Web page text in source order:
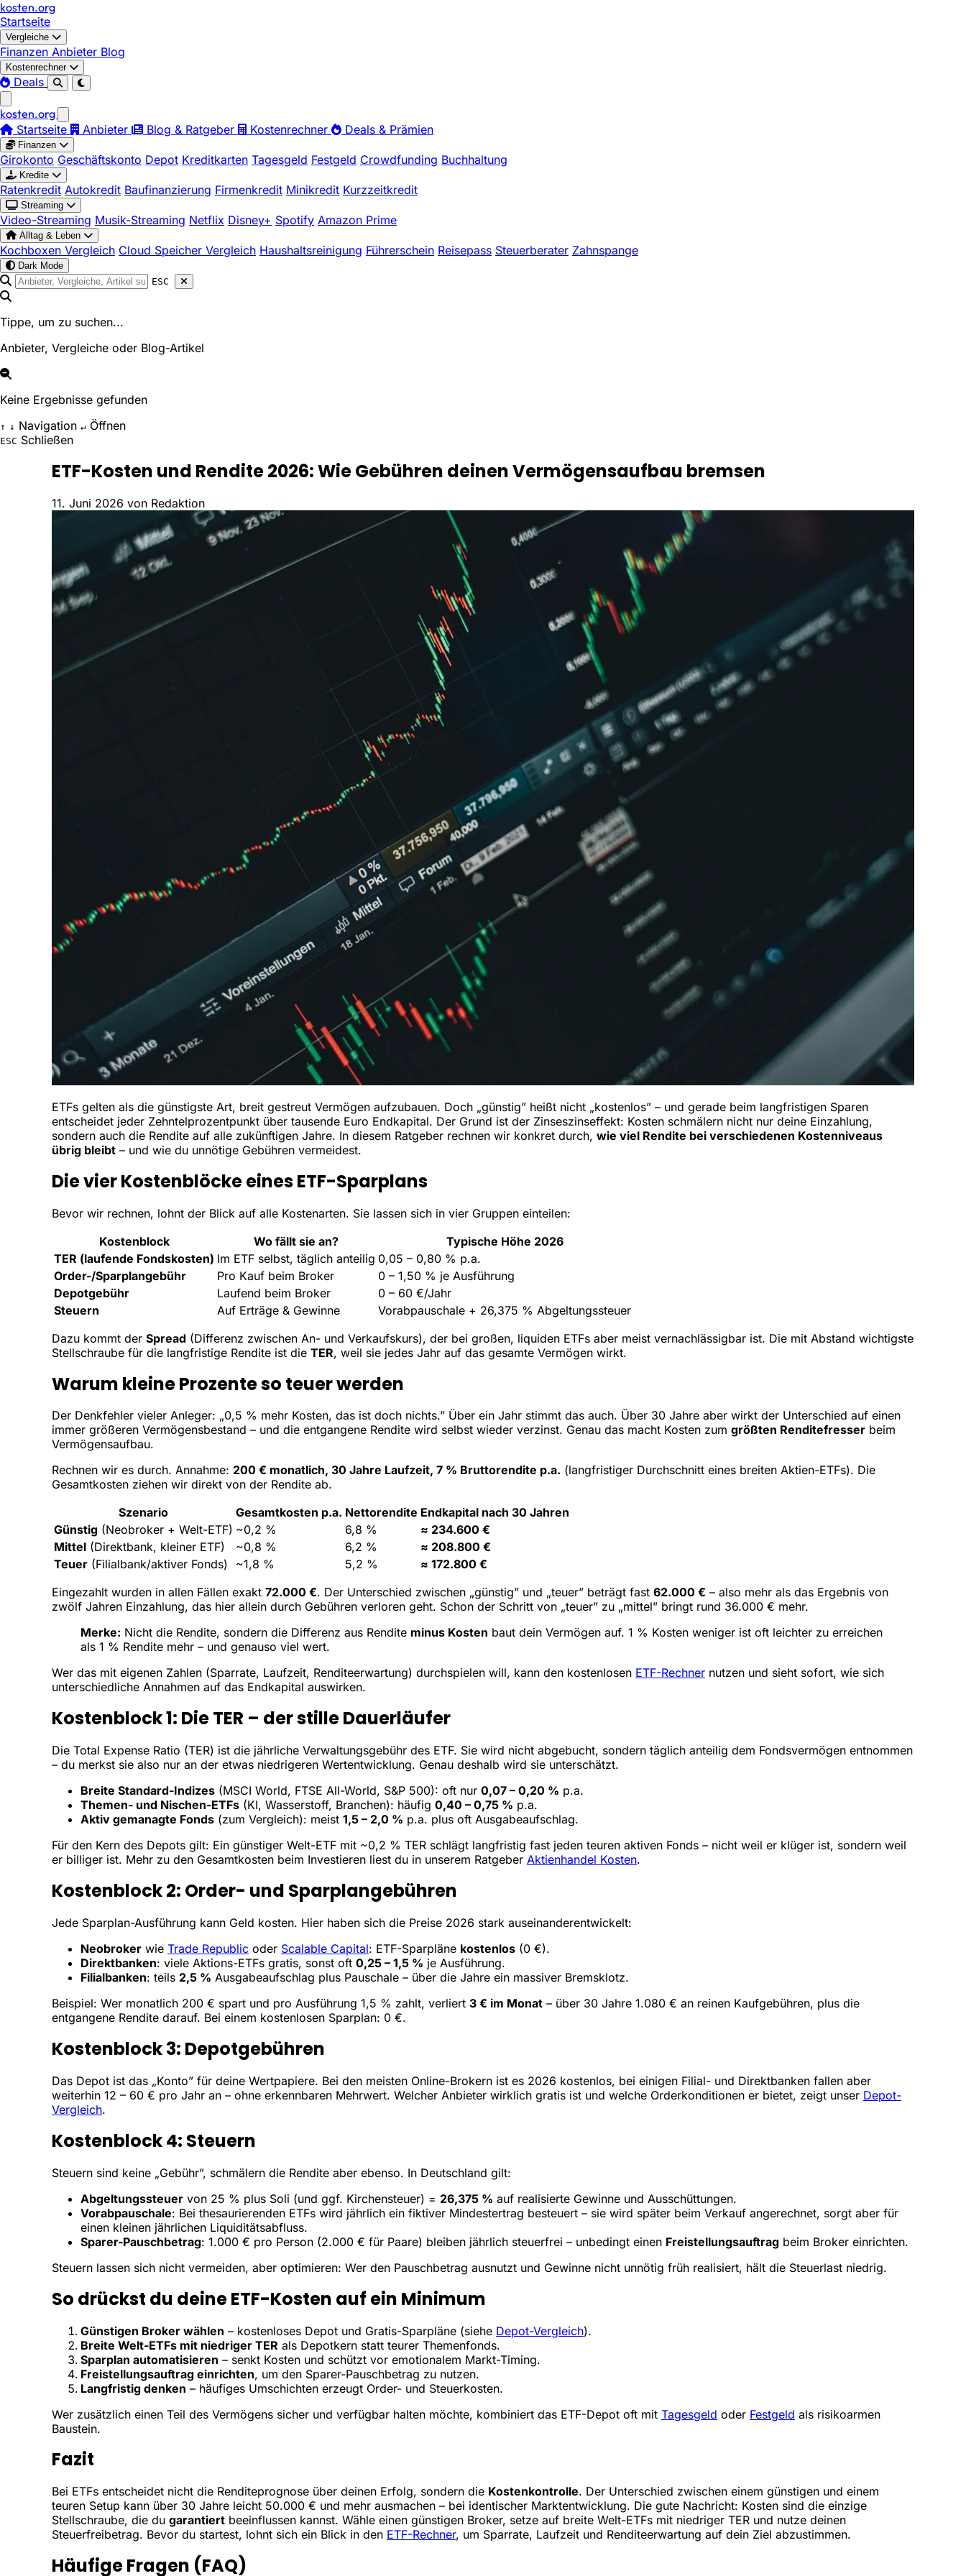
kosten.org
Startseite
Vergleiche
Finanzen Anbieter Blog
Kostenrechner
Deals
kosten.org
Startseite
Anbieter Blog & Ratgeber Kostenrechner Deals & Prämien
Finanzen
Girokonto Geschäftskonto Depot Kreditkarten Tagesgeld Festgeld Crowdfunding Buchhaltung
Kredite
Ratenkredit Autokredit Baufinanzierung Firmenkredit Minikredit Kurzzeitkredit
Streaming
Video-Streaming Musik-Streaming Netflix Disney+ Spotify Amazon Prime
Alltag & Leben
Kochboxen Vergleich Cloud Speicher Vergleich Haushaltsreinigung Führerschein Reisepass Steuerberater Zahnspange
Dark Mode
ESC
Tippe, um zu suchen...
Anbieter, Vergleiche oder Blog-Artikel
Keine Ergebnisse gefunden
↑ ↓ Navigation ↵ Öffnen
ESC Schließen
ETF-Kosten und Rendite 2026: Wie Gebühren deinen Vermögensaufbau bremsen
11. Juni 2026 von Redaktion
ETFs gelten als die günstigste Art, breit gestreut Vermögen aufzubauen. Doch „günstig” heißt nicht „kostenlos” – und gerade beim langfristigen Sparen
entscheidet jeder Zehntelprozentpunkt über tausende Euro Endkapital. Der Grund ist der Zinseszinseffekt: Kosten schmälern nicht nur deine Einzahlung,
sondern auch die Rendite auf alle zukünftigen Jahre. In diesem Ratgeber rechnen wir konkret durch, wie viel Rendite bei verschiedenen Kostenniveaus
übrig bleibt – und wie du unnötige Gebühren vermeidest.
Die vier Kostenblöcke eines ETF-Sparplans
Bevor wir rechnen, lohnt der Blick auf alle Kostenarten. Sie lassen sich in vier Gruppen einteilen:
Kostenblock
Wo fällt sie an?
Typische Höhe 2026
TER (laufende Fondskosten) Im ETF selbst, täglich anteilig 0,05 – 0,80 % p.a.
Order-/Sparplangebühr
Pro Kauf beim Broker
0 – 1,50 % je Ausführung
Depotgebühr
Laufend beim Broker
0 – 60 €/Jahr
Steuern
Auf Erträge & Gewinne
Vorabpauschale + 26,375 % Abgeltungssteuer
Dazu kommt der Spread (Differenz zwischen An- und Verkaufskurs), der bei großen, liquiden ETFs aber meist vernachlässigbar ist. Die mit Abstand wichtigste
Stellschraube für die langfristige Rendite ist die TER, weil sie jedes Jahr auf das gesamte Vermögen wirkt.
Warum kleine Prozente so teuer werden
Der Denkfehler vieler Anleger: „0,5 % mehr Kosten, das ist doch nichts.” Über ein Jahr stimmt das auch. Über 30 Jahre aber wirkt der Unterschied auf einen
immer größeren Vermögensbestand – und die entgangene Rendite wird selbst wieder verzinst. Genau das macht Kosten zum größten Renditefresser beim
Vermögensaufbau.
Rechnen wir es durch. Annahme: 200 € monatlich, 30 Jahre Laufzeit, 7 % Bruttorendite p.a. (langfristiger Durchschnitt eines breiten Aktien-ETFs). Die
Gesamtkosten ziehen wir direkt von der Rendite ab.
Szenario
Gesamtkosten p.a. Nettorendite Endkapital nach 30 Jahren
Günstig (Neobroker + Welt-ETF) ~0,2 % 6,8 %
≈ 234.600 €
Mittel (Direktbank, kleiner ETF) ~0,8 % 6,2 %
≈ 208.800 €
Teuer (Filialbank/aktiver Fonds) ~1,8 % 5,2 %
≈ 172.800 €
Eingezahlt wurden in allen Fällen exakt 72.000 €. Der Unterschied zwischen „günstig” und „teuer” beträgt fast 62.000 € – also mehr als das Ergebnis von
zwölf Jahren Einzahlung, das hier allein durch Gebühren verloren geht. Schon der Schritt von „teuer” zu „mittel” bringt rund 36.000 € mehr.
Merke: Nicht die Rendite, sondern die Differenz aus Rendite minus Kosten baut dein Vermögen auf. 1 % Kosten weniger ist oft leichter zu erreichen
als 1 % Rendite mehr – und genauso viel wert.
Wer das mit eigenen Zahlen (Sparrate, Laufzeit, Renditeerwartung) durchspielen will, kann den kostenlosen ETF-Rechner nutzen und sieht sofort, wie sich
unterschiedliche Annahmen auf das Endkapital auswirken.
Kostenblock 1: Die TER – der stille Dauerläufer
Die Total Expense Ratio (TER) ist die jährliche Verwaltungsgebühr des ETF. Sie wird nicht abgebucht, sondern täglich anteilig dem Fondsvermögen entnommen
– du merkst sie also nur an der etwas niedrigeren Wertentwicklung. Genau deshalb wird sie unterschätzt.
Breite Standard-Indizes (MSCI World, FTSE All-World, S&P 500): oft nur 0,07 – 0,20 % p.a.
Themen- und Nischen-ETFs (KI, Wasserstoff, Branchen): häufig 0,40 – 0,75 % p.a.
Aktiv gemanagte Fonds (zum Vergleich): meist 1,5 – 2,0 % p.a. plus oft Ausgabeaufschlag.
Für den Kern des Depots gilt: Ein günstiger Welt-ETF mit ~0,2 % TER schlägt langfristig fast jeden teuren aktiven Fonds – nicht weil er klüger ist, sondern weil
er billiger ist. Mehr zu den Gesamtkosten beim Investieren liest du in unserem Ratgeber Aktienhandel Kosten.
Kostenblock 2: Order- und Sparplangebühren
Jede Sparplan-Ausführung kann Geld kosten. Hier haben sich die Preise 2026 stark auseinanderentwickelt:
Neobroker wie Trade Republic oder Scalable Capital: ETF-Sparpläne kostenlos (0 €).
Direktbanken: viele Aktions-ETFs gratis, sonst oft 0,25 – 1,5 % je Ausführung.
Filialbanken: teils 2,5 % Ausgabeaufschlag plus Pauschale – über die Jahre ein massiver Bremsklotz.
Beispiel: Wer monatlich 200 € spart und pro Ausführung 1,5 % zahlt, verliert 3 € im Monat – über 30 Jahre 1.080 € an reinen Kaufgebühren, plus die
entgangene Rendite darauf. Bei einem kostenlosen Sparplan: 0 €.
Kostenblock 3: Depotgebühren
Das Depot ist das „Konto” für deine Wertpapiere. Bei den meisten Online-Brokern ist es 2026 kostenlos, bei einigen Filial- und Direktbanken fallen aber
weiterhin 12 – 60 € pro Jahr an – ohne erkennbaren Mehrwert. Welcher Anbieter wirklich gratis ist und welche Order­konditionen er bietet, zeigt unser Depot-
Vergleich.
Kostenblock 4: Steuern
Steuern sind keine „Gebühr”, schmälern die Rendite aber ebenso. In Deutschland gilt:
Abgeltungssteuer von 25 % plus Soli (und ggf. Kirchensteuer) = 26,375 % auf realisierte Gewinne und Ausschüttungen.
Vorabpauschale: Bei thesaurierenden ETFs wird jährlich ein fiktiver Mindestertrag besteuert – sie wird später beim Verkauf angerechnet, sorgt aber für
einen kleinen jährlichen Liquiditätsabfluss.
Sparer-Pauschbetrag: 1.000 € pro Person (2.000 € für Paare) bleiben jährlich steuerfrei – unbedingt einen Freistellungsauftrag beim Broker einrichten.
Steuern lassen sich nicht vermeiden, aber optimieren: Wer den Pauschbetrag ausnutzt und Gewinne nicht unnötig früh realisiert, hält die Steuerlast niedrig.
So drückst du deine ETF-Kosten auf ein Minimum
Günstigen Broker wählen – kostenloses Depot und Gratis-Sparpläne (siehe Depot-Vergleich).
Breite Welt-ETFs mit niedriger TER als Depotkern statt teurer Themenfonds.
Sparplan automatisieren – senkt Kosten und schützt vor emotionalem Markt-Timing.
Freistellungsauftrag einrichten, um den Sparer-Pauschbetrag zu nutzen.
Langfristig denken – häufiges Umschichten erzeugt Order- und Steuerkosten.
Wer zusätzlich einen Teil des Vermögens sicher und verfügbar halten möchte, kombiniert das ETF-Depot oft mit Tagesgeld oder Festgeld als risikoarmen
Baustein.
Fazit
Bei ETFs entscheidet nicht die Renditeprognose über deinen Erfolg, sondern die Kostenkontrolle. Der Unterschied zwischen einem günstigen und einem
teuren Setup kann über 30 Jahre leicht 50.000 € und mehr ausmachen – bei identischer Markt­entwicklung. Die gute Nachricht: Kosten sind die einzige
Stellschraube, die du garantiert beeinflussen kannst. Wähle einen günstigen Broker, setze auf breite Welt-ETFs mit niedriger TER und nutze deinen
Steuerfreibetrag. Bevor du startest, lohnt sich ein Blick in den ETF-Rechner, um Sparrate, Laufzeit und Renditeerwartung auf dein Ziel abzustimmen.
Häufige Fragen (FAQ)